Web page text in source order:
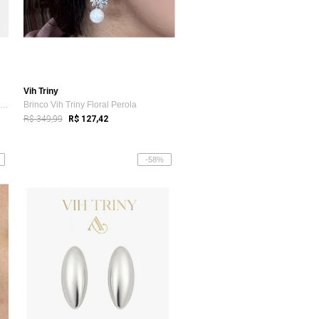
Brinco Vih Triny Prata Feminino Colombia...
Vih Triny
Brinco Vih Triny Floral Perola
R$ 349,99 R$ 127,42
-58%